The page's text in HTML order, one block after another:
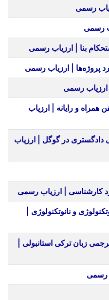
رسمی
رسمی
بنا | ارزیاب رسمی
پروژه‌ها | ارزیاب رسمی
رسمی
و رایانه | ارزیاب
در گوگل | ارزیاب
کارشناسی | ارزیاب رسمی
و نانوتکنولوژی |
زبان ترکی استانبولی |
رسمی